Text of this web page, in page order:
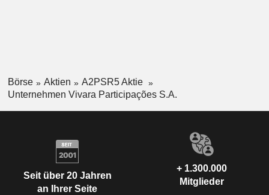
Börse Aktien
A2PSR5 Aktie
Unternehmen Vivara Participações S.A.
Seit über 20 Jahren
an Ihrer Seite
+ 1.300.000
Mitglieder